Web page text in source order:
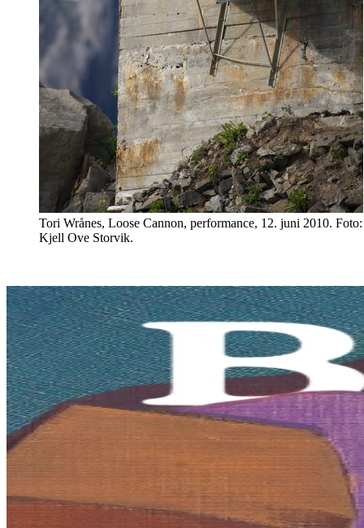
Tori Wrånes, Loose Cannon, performance, 12. juni 2010. Foto:
Kjell Ove Storvik.